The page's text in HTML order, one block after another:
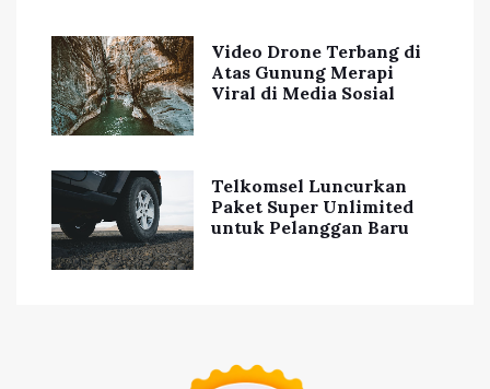
Video Drone Terbang di
Atas Gunung Merapi
Viral di Media Sosial
Telkomsel Luncurkan
Paket Super Unlimited
untuk Pelanggan Baru